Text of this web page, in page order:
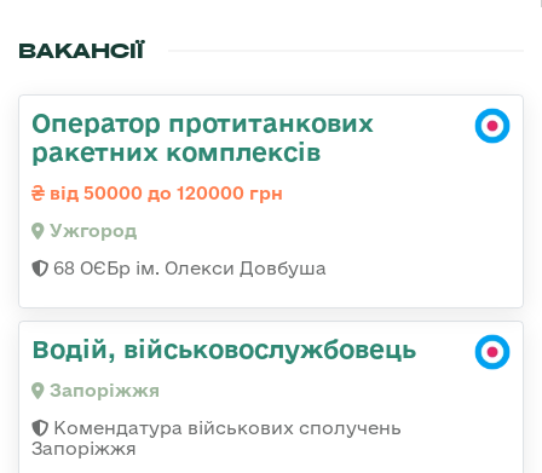
ВАКАНСІЇ
Оператор протитанкових
ракетних комплексів
від 50000 до 120000 грн
Ужгород
68 ОЄБр ім. Олекси Довбуша
Водій, військовослужбовець
Запоріжжя
Комендатура військових сполучень
Запоріжжя